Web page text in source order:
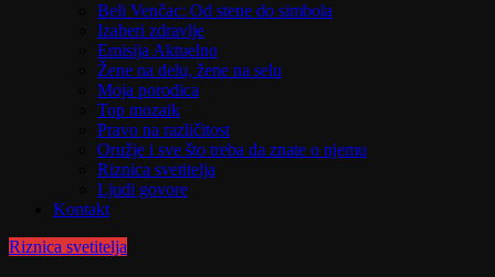
Beli Venčac: Od stene do simbola
Izaberi zdravlje
Emisija Aktuelno
Žene na delu, žene na selu
Moja porodica
Top mozaik
Pravo na različitost
Oružje i sve što treba da znate o njemu
Riznica svetitelja
Ljudi govore
Kontakt
Riznica svetitelja